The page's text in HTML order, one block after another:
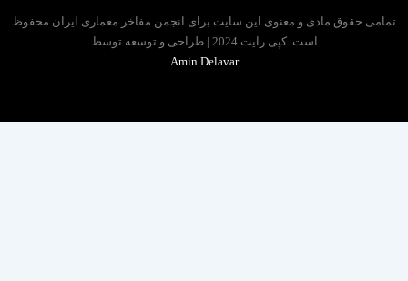
حقوق مادی و معنوی این سایت برای انجمن مفاخر معماری ایران محفوظ
است. کپی رایت 2024 | طراحی و توسعه توسط
Amin Delavar